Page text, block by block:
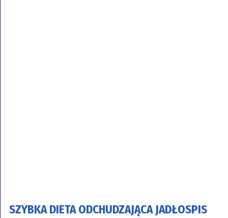
SZYBKA DIETA ODCHUDZAJĄCA JADŁOSPIS